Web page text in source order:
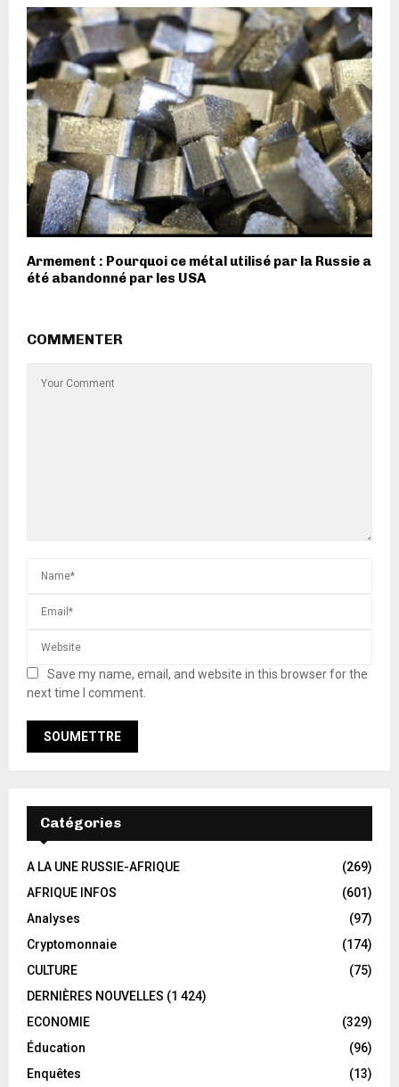
Armement : Pourquoi ce métal utilisé par la Russie a
été abandonné par les USA
COMMENTER
Save my name, email, and website in this browser for the
next time I comment.
Catégories
A LA UNE RUSSIE-AFRIQUE
(269)
AFRIQUE INFOS
(601)
Analyses
(97)
Cryptomonnaie
(174)
CULTURE
(75)
DERNIÈRES NOUVELLES (1 424)
ECONOMIE
(329)
Éducation
(96)
Enquêtes
(13)